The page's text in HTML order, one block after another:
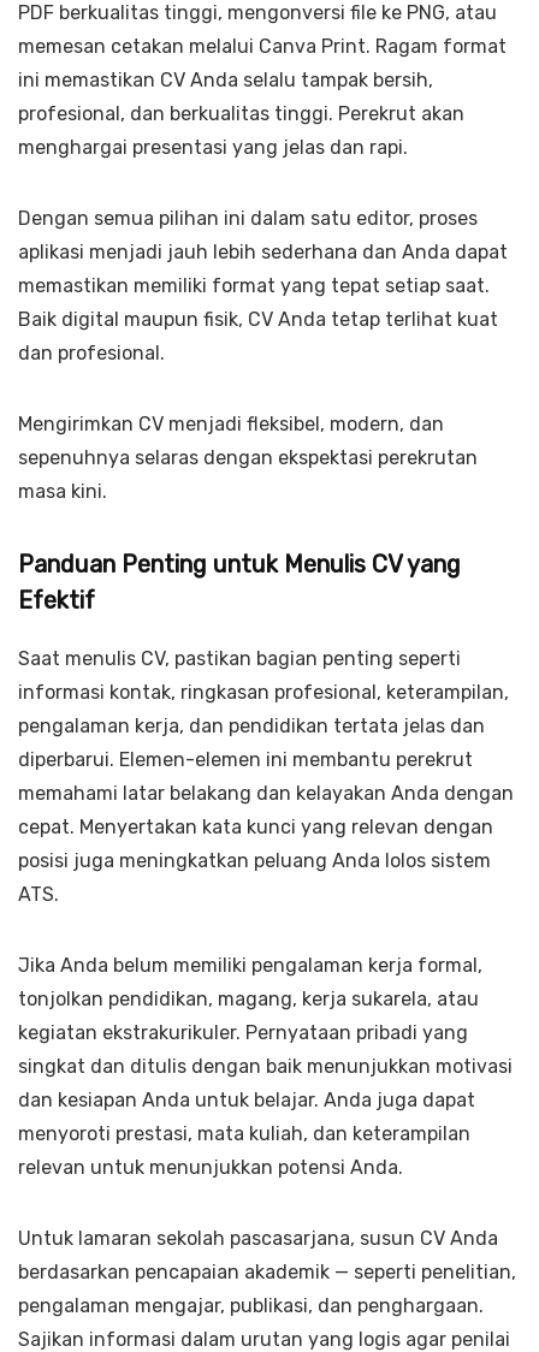
PDF berkualitas tinggi, mengonversi file ke PNG, atau
memesan cetakan melalui Canva Print. Ragam format
ini memastikan CV Anda selalu tampak bersih,
profesional, dan berkualitas tinggi. Perekrut akan
menghargai presentasi yang jelas dan rapi.
Dengan semua pilihan ini dalam satu editor, proses
aplikasi menjadi jauh lebih sederhana dan Anda dapat
memastikan memiliki format yang tepat setiap saat.
Baik digital maupun fisik, CV Anda tetap terlihat kuat
dan profesional.
Mengirimkan CV menjadi fleksibel, modern, dan
sepenuhnya selaras dengan ekspektasi perekrutan
masa kini.
Panduan Penting untuk Menulis CV yang
Efektif
Saat menulis CV, pastikan bagian penting seperti
informasi kontak, ringkasan profesional, keterampilan,
pengalaman kerja, dan pendidikan tertata jelas dan
diperbarui. Elemen-elemen ini membantu perekrut
memahami latar belakang dan kelayakan Anda dengan
cepat. Menyertakan kata kunci yang relevan dengan
posisi juga meningkatkan peluang Anda lolos sistem
ATS.
Jika Anda belum memiliki pengalaman kerja formal,
tonjolkan pendidikan, magang, kerja sukarela, atau
kegiatan ekstrakurikuler. Pernyataan pribadi yang
singkat dan ditulis dengan baik menunjukkan motivasi
dan kesiapan Anda untuk belajar. Anda juga dapat
menyoroti prestasi, mata kuliah, dan keterampilan
relevan untuk menunjukkan potensi Anda.
Untuk lamaran sekolah pascasarjana, susun CV Anda
berdasarkan pencapaian akademik — seperti penelitian,
pengalaman mengajar, publikasi, dan penghargaan.
Sajikan informasi dalam urutan yang logis agar penilai